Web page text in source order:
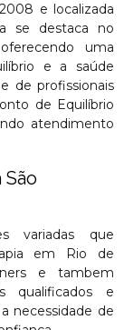
e localizada
se destaca no
uma
e a saúde
de profissionais
de Equilíbrio
atendimento
variadas que
em Rio de
e tambem
qualificados e
necessidade de